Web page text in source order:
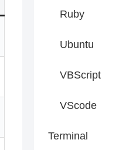
Ruby
Ubuntu
VBScript
VScode
Terminal